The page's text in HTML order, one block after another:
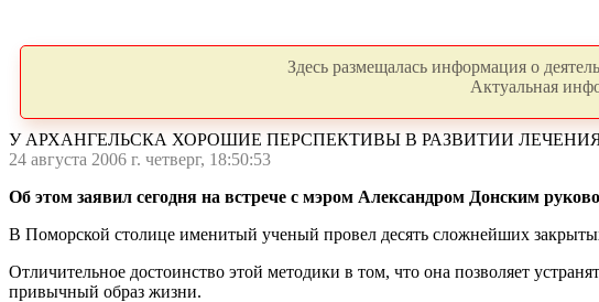
Здесь размещалась информация о
Актуальная
У АРХАНГЕЛЬСКА ХОРОШИЕ ПЕРСПЕКТИВЫ В РАЗВИТИИ
24 августа 2006 г. четверг, 18:50:53
Об этом заявил сегодня на встрече с мэром Александром Донским
В Поморской столице именитый ученый провел десять сложнейших
Отличительное достоинство этой методики в том, что она позволяет
привычный образ жизни.